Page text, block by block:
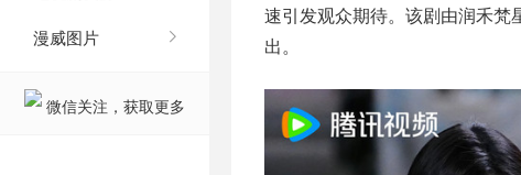
漫威图片
微信关注，获取更多
速引发观众期待。该剧由润禾梵
出。